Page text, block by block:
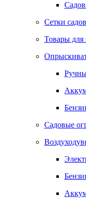
Сетки
Товары для
Садовые